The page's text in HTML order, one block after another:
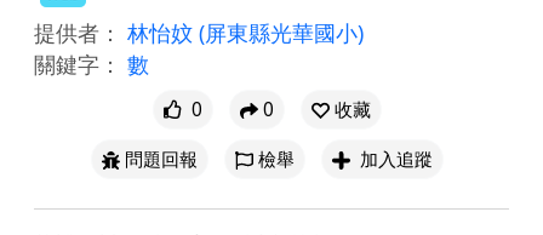
提供者： 林怡妏 (屏東縣光華國小)
關鍵字： 數
0 0
收藏
問題回報
檢舉 加入追蹤